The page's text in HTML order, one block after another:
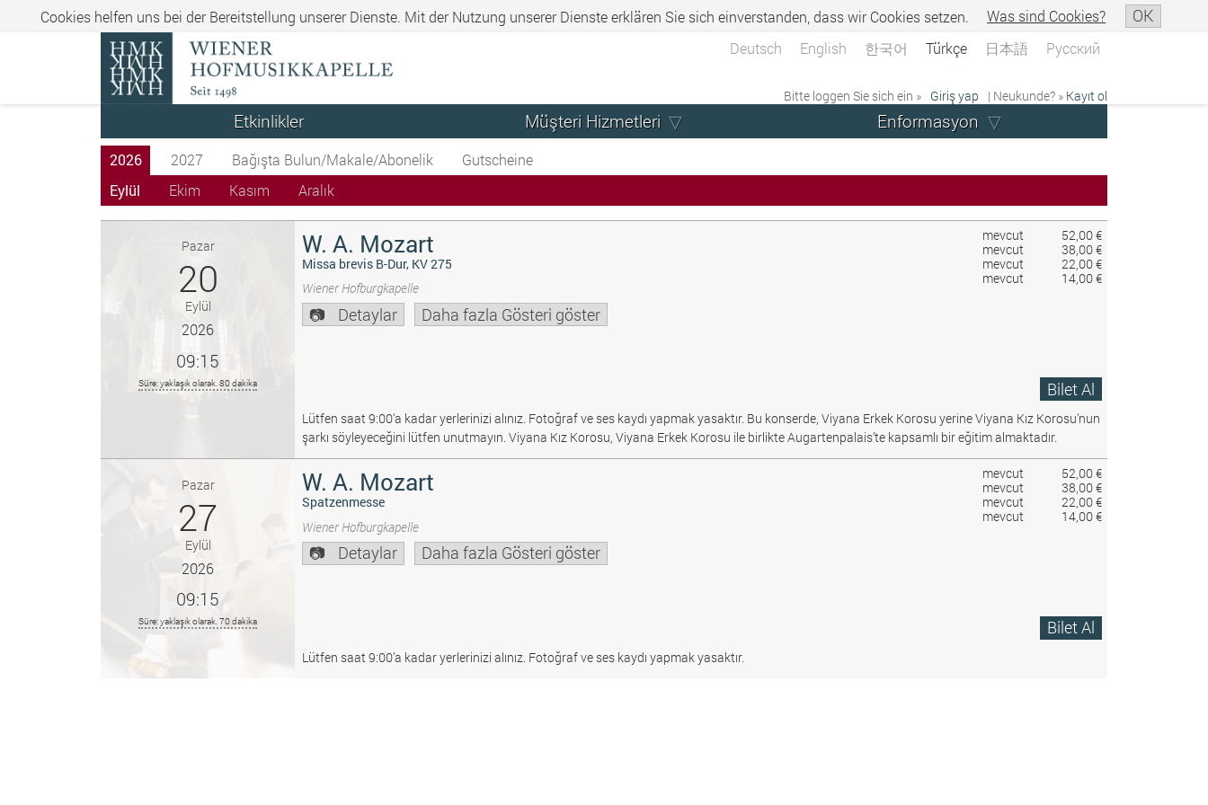
Cookies helfen uns bei der Bereitstellung unserer Dienste. Mit der Nutzung unserer Dienste erklären Sie sich einverstanden, dass wir Cookies setzen. Was sind Cookies? OK
Deutsch English 한국어 Türkçe 日本語 Русский
Bitte loggen Sie sich ein » Giriş yap | Neukunde? » Kayıt ol
Etkinlikler Müşteri Hizmetleri Enformasyon
2026 2027 Bağışta Bulun/Makale/Abonelik
Gutscheine
Eylül
Ekim Kasım Aralık
mevcut
52,00 €
mevcut
38,00 €
mevcut
22,00 €
mevcut
14,00 €
Pazar
20
Eylül
2026
09:15
Süre: yaklaşık olarak. 80 dakika
W. A. Mozart
Missa brevis B-Dur, KV 275
Wiener Hofburgkapelle
Detaylar Daha fazla Gösteri göster
Bilet Al
Lütfen saat 9:00’a kadar yerlerinizi alınız. Fotoğraf ve ses kaydı yapmak yasaktır. Bu konserde, Viyana Erkek Korosu yerine Viyana Kız Korosu’nun
şarkı söyleyeceğini lütfen unutmayın. Viyana Kız Korosu, Viyana Erkek Korosu ile birlikte Augartenpalais’te kapsamlı bir eğitim almaktadır.
mevcut
52,00 €
mevcut
38,00 €
mevcut
22,00 €
mevcut
14,00 €
Pazar
27
Eylül
2026
09:15
Süre: yaklaşık olarak. 70 dakika
W. A. Mozart
Spatzenmesse
Wiener Hofburgkapelle
Detaylar Daha fazla Gösteri göster
Bilet Al
Lütfen saat 9:00’a kadar yerlerinizi alınız. Fotoğraf ve ses kaydı yapmak yasaktır.